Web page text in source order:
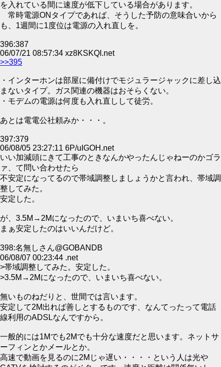
を入れている間に速度が低下している場合があります。
常時電源ONタイプであれば、そうした予防の意味合いから
も、1週間に1度位は電源の入れ直しを。
396:387
06/07/21 08:57:34 xz8KSKQI.net
>>395
・インターホンは部屋に備付けでモジュラージャックに差し込
まないタイプ。ガス関連の機器はおそらくない。
・モデムの電源は何度も入れ直しして徒労。
あとは電電公社頼みか・・・。
397:379
06/08/05 23:27:11 6P/uIGOH.net
いい加減頭にきて工事のときなんかやったんじゃねーのかゴラ
ァ、て問い合わせたら
不安定になってるので帯域調整しましょうかと言われ、帯域調
整してみた。
安定した。
が、3.5M→2Mになったので、いまいち喜べない。
まぁ安定したのはいいんだけど。
398:名無しさん@GOBANDB
06/08/07 00:23:44 .net
>帯域調整してみた。安定した。
>3.5M→2Mになったので、いまいち喜べない。
無いものねだりと、世間では言います。
安定して2M出れば善しとするものです、なんてったって電話
線利用のADSLなんですから。
一般的には1Mでも2Mでも十分な速度だと思います。ネットサ
ーフィンとかメールとか。
高速で動画を見るのに2Mじゃ遅い・・・・という人は光や